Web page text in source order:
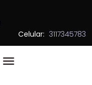
Celular: 3117345783